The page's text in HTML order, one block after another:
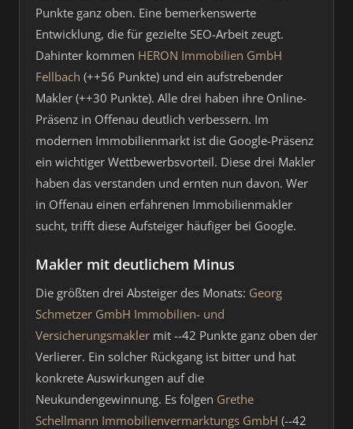
Punkte ganz oben. Eine bemerkenswerte
Entwicklung, die für gezielte SEO-Arbeit zeugt.
Dahinter kommen HERON Immobilien GmbH
Fellbach (++56 Punkte) und ein aufstrebender
Makler (++30 Punkte). Alle drei haben ihre Online-
Präsenz in Offenau deutlich verbessern. Im
modernen Immobilienmarkt ist die Google-Präsenz
ein wichtiger Wettbewerbsvorteil. Diese drei Makler
haben das verstanden und ernten nun davon. Wer
in Offenau einen erfahrenen Immobilienmakler
sucht, trifft diese Aufsteiger häufiger bei Google.
Makler mit deutlichem Minus
Die größten drei Absteiger des Monats: Georg
Schmetzer GmbH Immobilien- und
Versicherungsmakler mit --42 Punkte ganz oben der
Verlierer. Ein solcher Rückgang ist bitter und hat
konkrete Auswirkungen auf die
Neukundengewinnung. Es folgen Grethe
Schellmann Immobilienvermarktungs GmbH (--42